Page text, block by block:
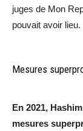
juges de Mon
pouvait avoir lieu.
Mesures
En 2021,
mesures